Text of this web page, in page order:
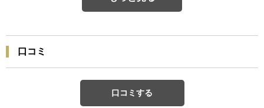
口コミ
口コミする